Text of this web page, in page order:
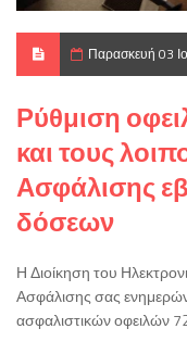
Παρασκευή 03
Ρύθμιση
και τους
Ασφάλισης
δόσεων
Η Διοίκηση του
Ασφάλισης σας
ασφαλιστικών οφειλών